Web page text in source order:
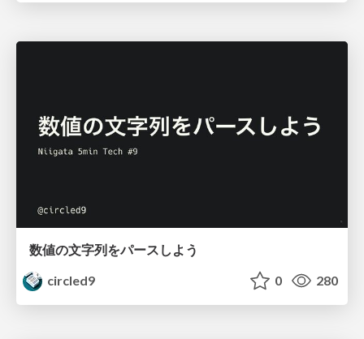
数値の文字列をパースしよう
circled9
0 280